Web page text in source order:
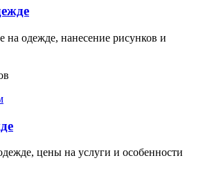
одежде, нанесение рисунков и
цены на услуги и особенности